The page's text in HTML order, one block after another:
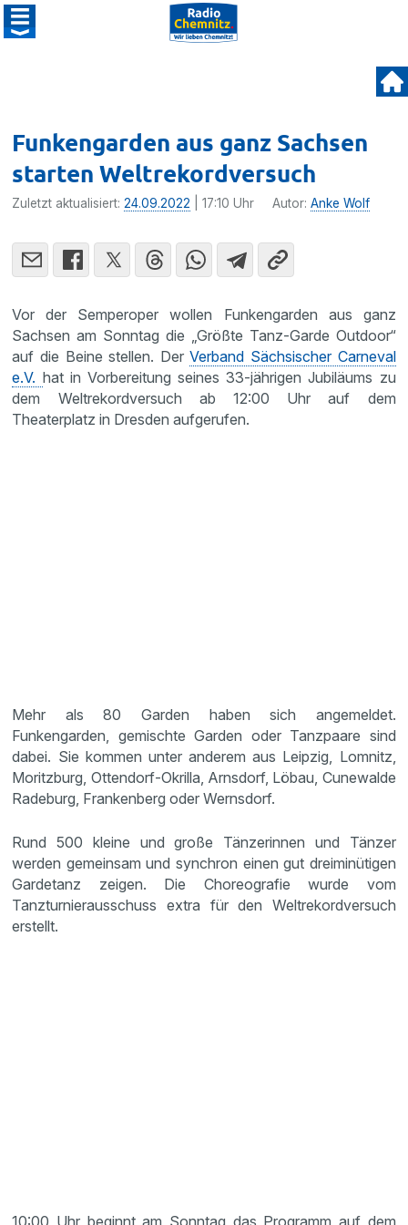
Funkengarden aus ganz Sachsen
starten Weltrekordversuch
Zuletzt aktualisiert:24.09.2022 | 17:10 Uhr Autor:Anke Wolf
Vor der Semperoper wollen Funkengarden aus ganz
Sachsen am Sonntag die „Größte Tanz-Garde Outdoor“
auf die Beine stellen. DerVerband Sächsischer Carneval
e.V. hat in Vorbereitung seines 33-jährigen Jubiläums zu
dem Weltrekordversuch ab 12:00 Uhr auf dem
Theaterplatz in Dresden aufgerufen.
Mehr als 80 Garden haben sich angemeldet.
Funkengarden, gemischte Garden oder Tanzpaare sind
dabei. Sie kommen unter anderem aus Leipzig, Lomnitz,
Moritzburg, Ottendorf-Okrilla, Arnsdorf, Löbau, Cunewalde
Radeburg, Frankenberg oder Wernsdorf.
Rund 500 kleine und große Tänzerinnen und Tänzer
werden gemeinsam und synchron einen gut dreiminütigen
Gardetanz zeigen. Die Choreografie wurde vom
Tanzturnierausschuss extra für den Weltrekordversuch
erstellt.
10:00 Uhr beginnt am Sonntag das Programm auf dem